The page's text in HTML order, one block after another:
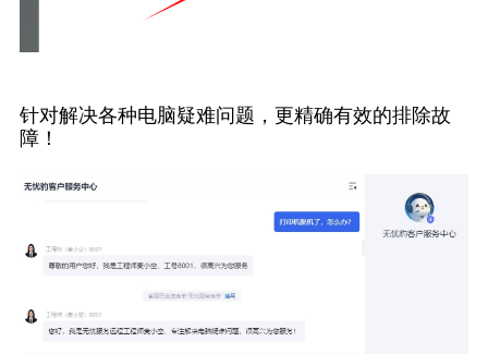
针对解决各种电脑疑难问题，更精确有效的排除故
障！